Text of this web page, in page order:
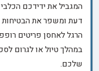
המגביל את ידידכם
דעת ומשפר את
הרגל לאחסן פריטים
במהלך טיול או לגרום
שלכם.